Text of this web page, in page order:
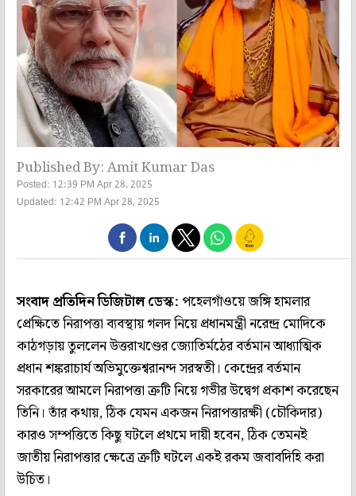
Published By: Amit Kumar Das
Posted: 12:39 PM Apr 28, 2025
Updated: 12:42 PM Apr 28, 2025
সংবাদ প্রতিদিন ডিজিটাল ডেস্ক:পহেলগাঁওয়ে জঙ্গি হামলার
প্রেক্ষিতে নিরাপত্তা ব্যবস্থায় গলদ নিয়ে প্রধানমন্ত্রী নরেন্দ্র মোদিকে
কাঠগড়ায় তুললেন উত্তরাখণ্ডের জ্যোতির্মঠের বর্তমান আধ্যাত্মিক
প্রধান শঙ্করাচার্য অভিমুক্তেশ্বরানন্দ সরস্বতী। কেন্দ্রের বর্তমান
সরকারের আমলে নিরাপত্তা ত্রুটি নিয়ে গভীর উদ্বেগ প্রকাশ করেছেন
তিনি। তাঁর কথায়, ঠিক যেমন একজন নিরাপত্তারক্ষী (চৌকিদার)
কারও সম্পত্তিতে কিছু ঘটলে প্রথমে দায়ী হবেন, ঠিক তেমনই
জাতীয় নিরাপত্তার ক্ষেত্রে ত্রুটি ঘটলে একই রকম জবাবদিহি করা
উচিত।